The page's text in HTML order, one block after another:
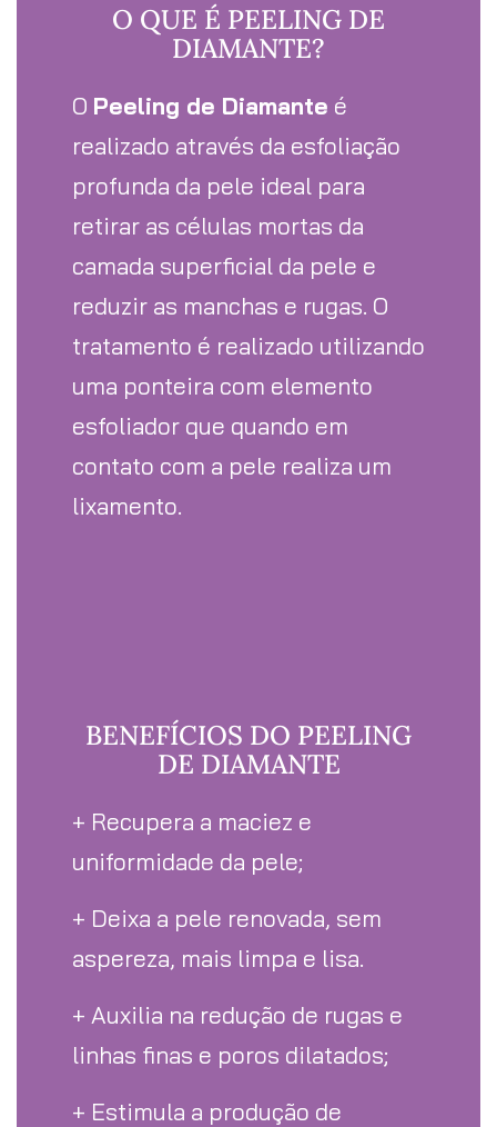
O QUE É PEELING DE
DIAMANTE?
O Peeling de Diamante é
realizado através da esfoliação
profunda da pele ideal para
retirar as células mortas da
camada superficial da pele e
reduzir as manchas e rugas. O
tratamento é realizado utilizando
uma ponteira com elemento
esfoliador que quando em
contato com a pele realiza um
lixamento.
BENEFÍCIOS DO PEELING
DE DIAMANTE
+ Recupera a maciez e
uniformidade da pele;
+ Deixa a pele renovada, sem
aspereza, mais limpa e lisa.
+ Auxilia na redução de rugas e
linhas finas e poros dilatados;
+ Estimula a produção de